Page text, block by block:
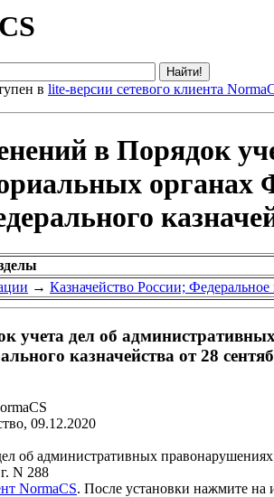
в lite-версии сетевого клиента
в Порядок
органах
→ Казначейство России; Федеральное
учета дел об
казначейства от 28
09.12.2020
об административных
N 288
NormaCS. После установки нажмите на